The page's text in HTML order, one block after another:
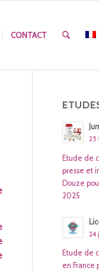
CONTACT
25
Etude de
presse et
Douze
2025
24
Etude de
en France